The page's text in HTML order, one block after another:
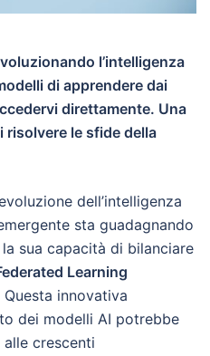
l’intelligenza
di apprendere dai
direttamente. Una
le sfide della
dell’intelligenza
sta guadagnando
sua capacità di bilanciare
Learning
innovativa
dei modelli AI potrebbe
crescenti